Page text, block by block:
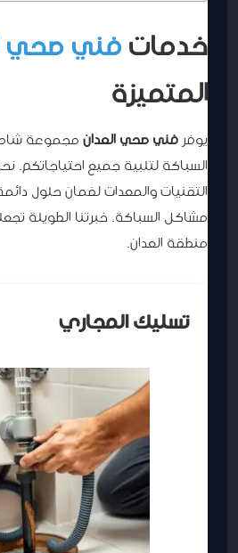
خدماتفني صحي
المتميزة
يوفر فني صحي العدانمجموعة
السباكة لتلبية جميع احتياجاتكم.
التقنيات والمعدات لضمان حلول
مشاكل السباكة. خبرتنا الطويلة
منطقة العدان.
تسليك المجاري